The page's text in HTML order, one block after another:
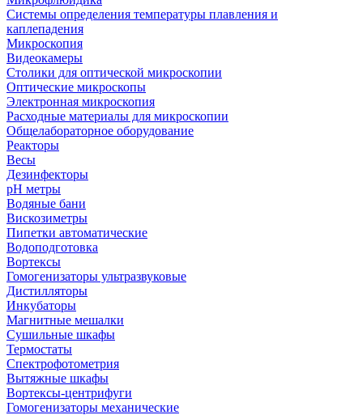
Системы определения температуры плавления и
каплепадения
Микроскопия
Видеокамеры
Столики для оптической микроскопии
Оптические микроскопы
Электронная микроскопия
Расходные материалы для микроскопии
Общелабораторное оборудование
Реакторы
Весы
Дезинфекторы
рН метры
Водяные бани
Вискозиметры
Пипетки автоматические
Водоподготовка
Вортексы
Гомогенизаторы ультразвуковые
Дистилляторы
Инкубаторы
Магнитные мешалки
Сушильные шкафы
Термостаты
Спектрофотометрия
Вытяжные шкафы
Вортексы-центрифуги
Гомогенизаторы механические